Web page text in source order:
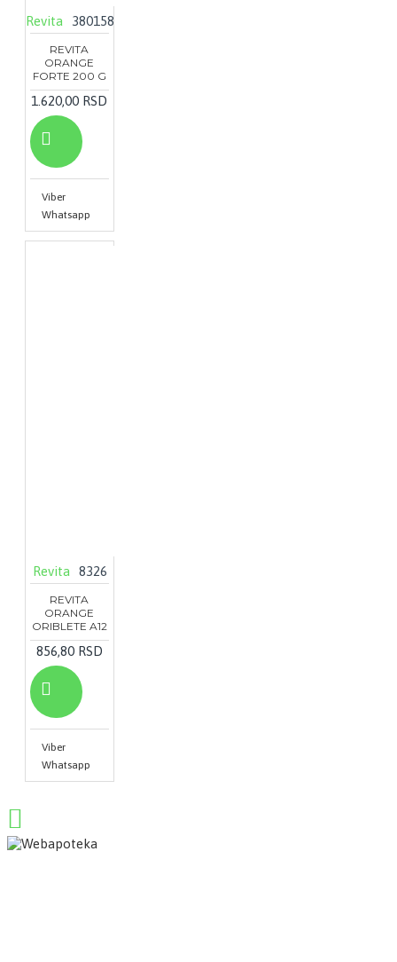
Revita 380158
REVITA
ORANGE
FORTE 200 G
1.620,00 RSD
Viber
Whatsapp
Revita 8326
REVITA
ORANGE
ORIBLETE A12
856,80 RSD
Viber
Whatsapp